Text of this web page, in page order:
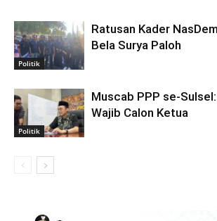
Politik
Ratusan Kader
Bela Surya Paloh
Politik
Muscab PPP se-
Wajib Calon Ketua